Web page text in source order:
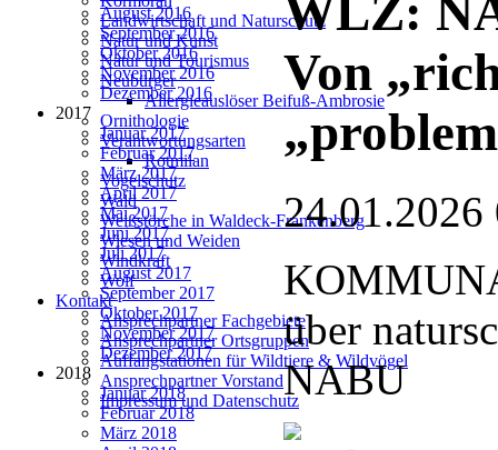
Landwirtschaft und Naturschutz
Natur und Kunst
Natur und Tourismus
Neubürger
Allergieauslöser Beifuß-Ambrosie
Ornithologie
Verantwortungsarten
Rotmilan
Vogelschutz
Wald
Weißstörche in Waldeck-Frankenberg
Wiesen und Weiden
Windkraft
Wolf
Kontakt
Ansprechpartner Fachgebiete
Ansprechpartner Ortsgruppen
Auffangstationen für Wildtiere & Wildvögel
Ansprechpartner Vorstand
Impressum und Datenschutz
August 2016
September 2016
Oktober 2016
November 2016
Dezember 2016
2017
Januar 2017
Februar 2017
März 2017
April 2017
Mai 2017
Juni 2017
Juli 2017
August 2017
September 2017
Oktober 2017
November 2017
Dezember 2017
2018
Januar 2018
Februar 2018
März 2018
WLZ:
Von
24.01.2026
über
NABU